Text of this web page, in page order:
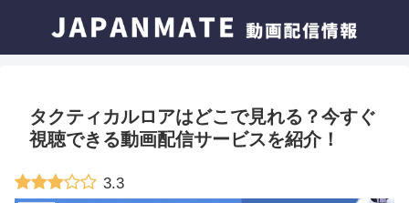
タクティカルロアはどこで見れる？今すぐ
視聴できる動画配信サービスを紹介！
3.3